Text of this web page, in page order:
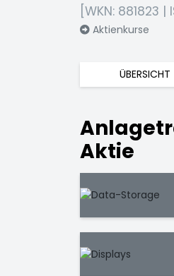
[WKN: 881823
Aktienkurse
ÜBERSICHT
Aktie